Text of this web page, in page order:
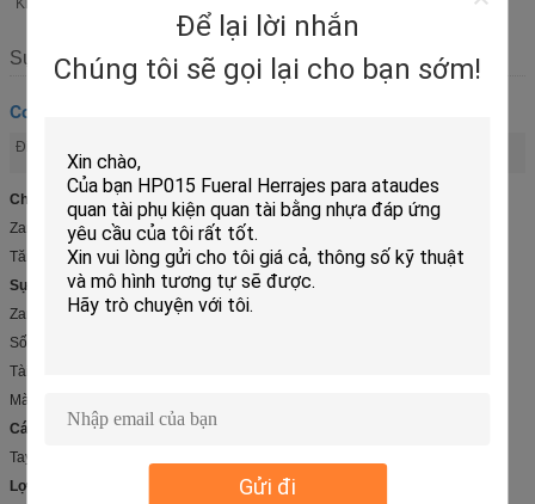
Để lại lời nhắn
Chúng tôi sẽ gọi lại cho bạn sớm!
Gửi đi
Khả năng cung cấp:
Sự miêu tả
Coffin phù hợp
Điểm nổi bật:
Chi tiết nhanh:
Zamak lugs cho quan tài D032
Tăng tối đa 50kg
Sự miêu tả:
Zamak lugs cho quan tài D032
Số mô hình: D032
Tài liệu: Zamak
Màu sắc: vàng, đồng cổ hoặc đồng cổ
Các ứng dụng:
Tay cầm và trang trí bằng gỗ hoặc kim loại
Lợi thế cạnh tranh: